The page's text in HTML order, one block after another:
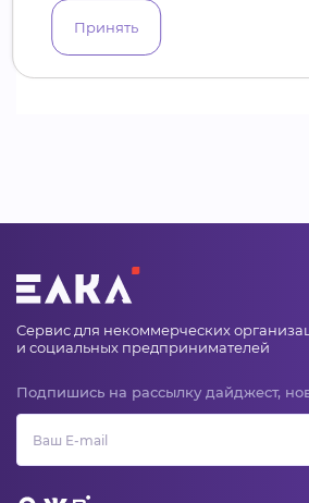
Войдите , чтобы оставить
Сервис для некоммерческих
и социальных предпринимателей
Подпишись на рассылку дайджест,
Принять